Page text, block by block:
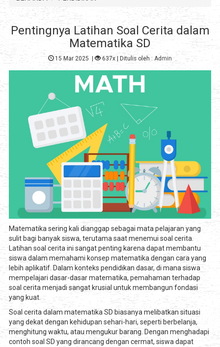
Pentingnya Latihan Soal Cerita dalam
Matematika SD
15 Mar 2025 | 637x | Ditulis oleh :Admin
Matematika sering kali dianggap sebagai mata pelajaran yang
sulit bagi banyak siswa, terutama saat menemui soal cerita.
Latihan soal cerita ini sangat penting karena dapat membantu
siswa dalam memahami konsep matematika dengan cara yang
lebih aplikatif. Dalam konteks pendidikan dasar, di mana siswa
mempelajari dasar-dasar matematika, pemahaman terhadap
soal cerita menjadi sangat krusial untuk membangun fondasi
yang kuat.
Soal cerita dalam matematika SD biasanya melibatkan situasi
yang dekat dengan kehidupan sehari-hari, seperti berbelanja,
menghitung waktu, atau mengukur barang. Dengan menghadapi
contoh soal SD yang dirancang dengan cermat, siswa dapat